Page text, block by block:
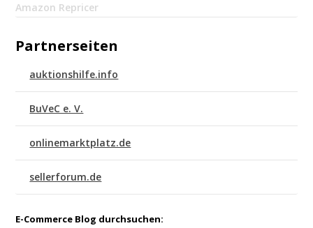
Amazon Repricer
Partnerseiten
auktionshilfe.info
BuVeC e. V.
onlinemarktplatz.de
sellerforum.de
E-Commerce Blog durchsuchen: